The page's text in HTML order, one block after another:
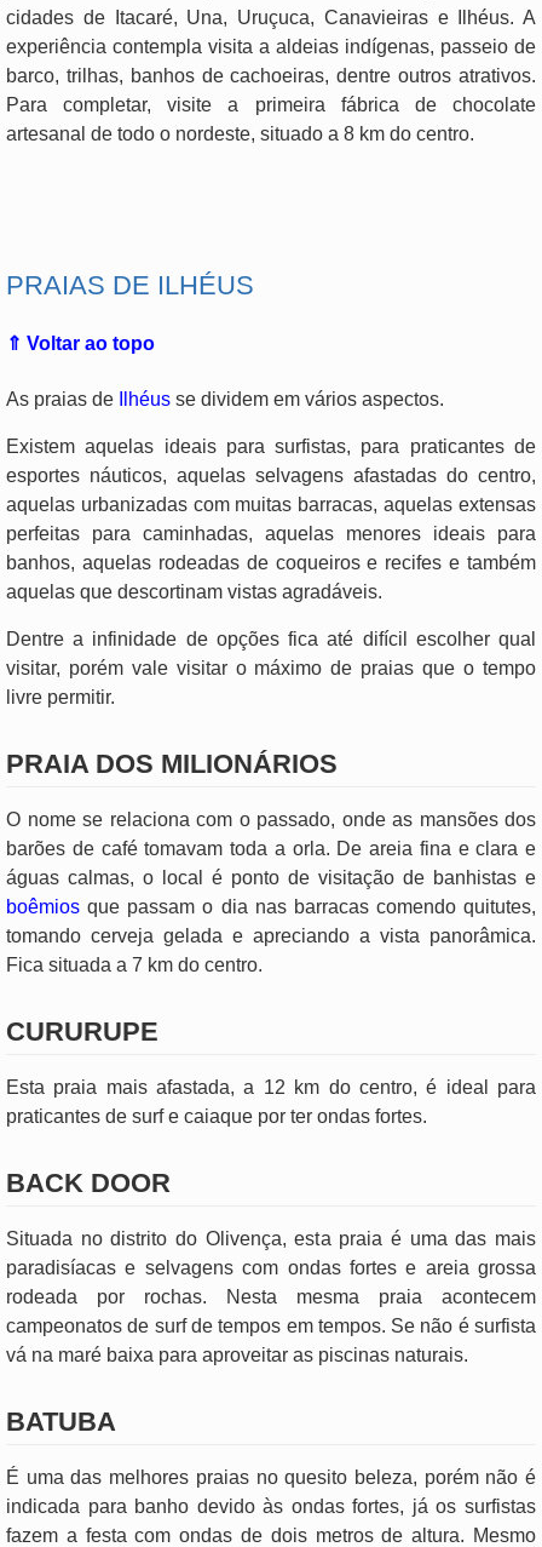
cidades de Itacaré, Una, Uruçuca, Canavieiras e Ilhéus. A
experiência contempla visita a aldeias indígenas, passeio de
barco, trilhas, banhos de cachoeiras, dentre outros atrativos.
Para completar, visite a primeira fábrica de chocolate
artesanal de todo o nordeste, situado a 8 km do centro.
PRAIAS DE ILHÉUS
⇑ Voltar ao topo
As praias de Ilhéus se dividem em vários aspectos.
Existem aquelas ideais para surfistas, para praticantes de
esportes náuticos, aquelas selvagens afastadas do centro,
aquelas urbanizadas com muitas barracas, aquelas extensas
perfeitas para caminhadas, aquelas menores ideais para
banhos, aquelas rodeadas de coqueiros e recifes e também
aquelas que descortinam vistas agradáveis.
Dentre a infinidade de opções fica até difícil escolher qual
visitar, porém vale visitar o máximo de praias que o tempo
livre permitir.
PRAIA DOS MILIONÁRIOS
O nome se relaciona com o passado, onde as mansões dos
barões de café tomavam toda a orla. De areia fina e clara e
águas calmas, o local é ponto de visitação de banhistas e
boêmios que passam o dia nas barracas comendo quitutes,
tomando cerveja gelada e apreciando a vista panorâmica.
Fica situada a 7 km do centro.
CURURUPE
Esta praia mais afastada, a 12 km do centro, é ideal para
praticantes de surf e caiaque por ter ondas fortes.
BACK DOOR
Situada no distrito do Olivença, esta praia é uma das mais
paradisíacas e selvagens com ondas fortes e areia grossa
rodeada por rochas. Nesta mesma praia acontecem
campeonatos de surf de tempos em tempos. Se não é surfista
vá na maré baixa para aproveitar as piscinas naturais.
BATUBA
É uma das melhores praias no quesito beleza, porém não é
indicada para banho devido às ondas fortes, já os surfistas
fazem a festa com ondas de dois metros de altura. Mesmo